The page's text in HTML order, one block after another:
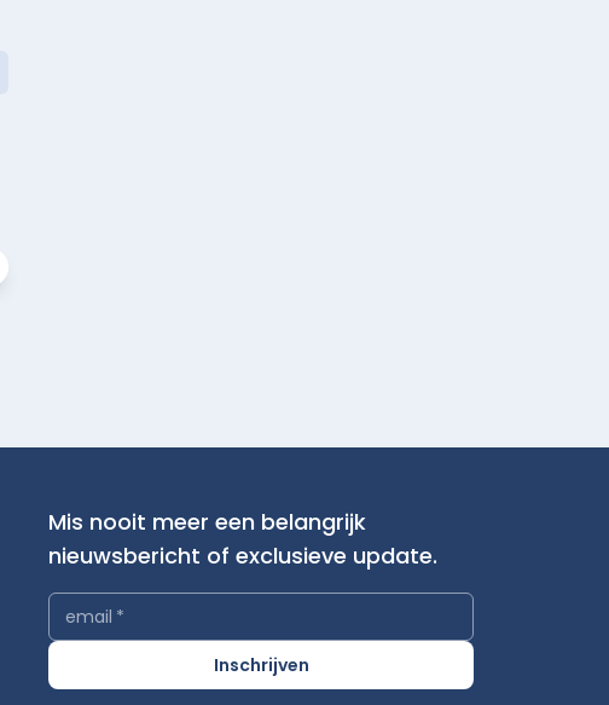
Mis nooit meer een belangrijk
nieuwsbericht of exclusieve update.
email *
Inschrijven